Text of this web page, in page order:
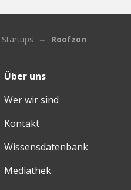
Startups Roofzon
Über uns
Wer wir sind
Kontakt
Wissensdatenbank
Mediathek